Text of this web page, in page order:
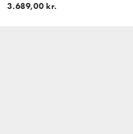
3.689,00 kr.